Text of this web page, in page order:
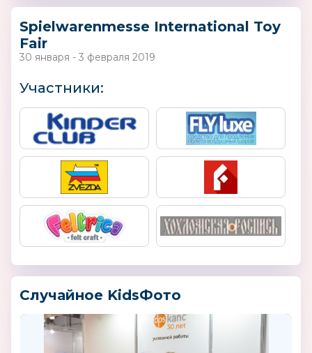
Spielwarenmesse International Toy
Fair
30 января - 3 февраля 2019
Участники:
Случайное KidsФото